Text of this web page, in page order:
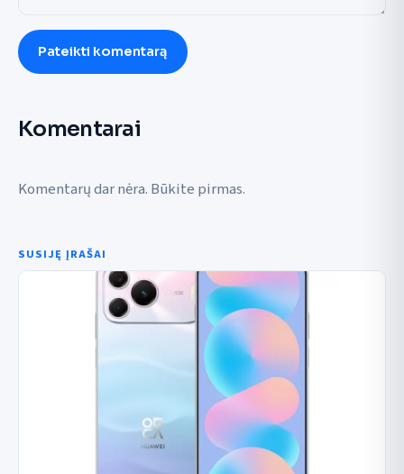
Pateikti komentarą
Komentarai
Komentarų dar nėra. Būkite pirmas.
SUSIJĘ ĮRAŠAI